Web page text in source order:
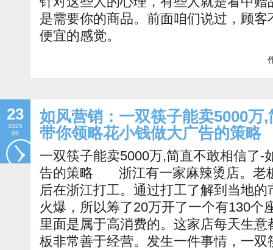
是需要你的商品。前面咱们说过，顾客
便宜的感觉。
23
2025
09
如风营销：一双筷子能卖5000万
带你领略花小钱做大广告的策略
一双筷子能卖5000万,简直不敢相信了-
告的策略 浙江有一家麻辣烫店。老
后在浙江打工。通过打工了解到当地
火爆，所以筹了20万开了一个有130个
里面是属于高消费的。这家店每天生
板非常善于经营。发生一件事情，一